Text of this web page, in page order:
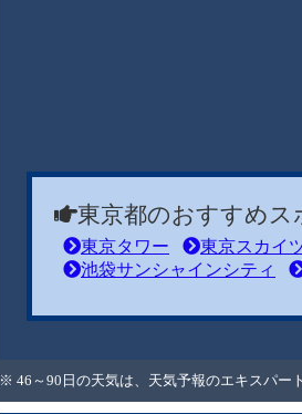
東京都のおすすめス
東京タワー 東京スカイ
池袋サンシャインシティ
※ 46～90日の天気は、天気予報のエキスパー